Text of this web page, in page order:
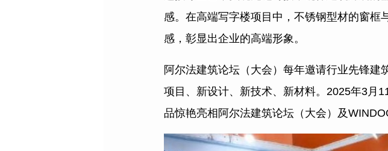
感。在高端写字楼项目中，不锈钢型材的窗
感，彰显出企业的高端形象。
阿尔法建筑论坛（大会）每年邀请行业先锋
项目、新设计、新技术、新材料。2025年3月
品惊艳亮相阿尔法建筑论坛（大会）及